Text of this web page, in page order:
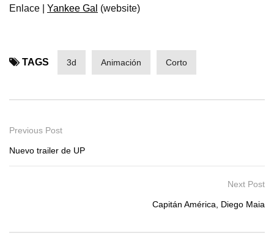
Enlace | Yankee Gal (website)
TAGS 3d Animación Corto
Previous Post
Nuevo trailer de UP
Next Post
Capitán América, Diego Maia